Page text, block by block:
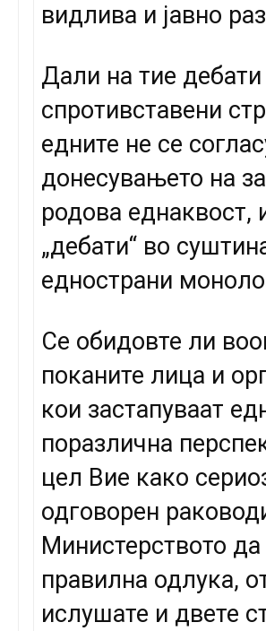
видлива и јавно
Дали на тие
спротивставени
едните не се
донесувањето на
родова еднаквост,
„дебати“ во
еднострани
Се обидовте ли
поканите лица и
кои застапуваат
поразлична
цел Вие како
одговорен
Министерството да
правилна одлука,
ислушате и двете